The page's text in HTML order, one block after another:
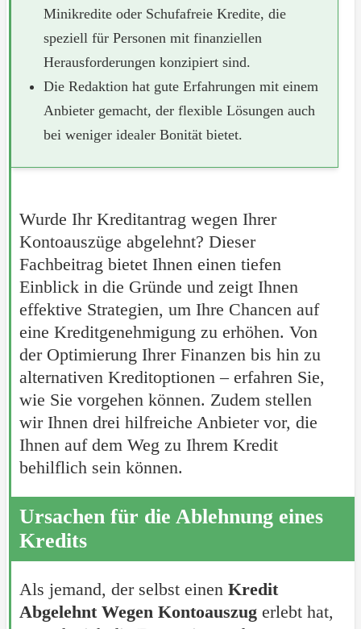
Minikredite oder Schufafreie Kredite, die
speziell für Personen mit finanziellen
Herausforderungen konzipiert sind.
Die Redaktion hat gute Erfahrungen mit einem
Anbieter gemacht, der flexible Lösungen auch
bei weniger idealer Bonität bietet.
Wurde Ihr Kreditantrag wegen Ihrer
Kontoauszüge abgelehnt? Dieser
Fachbeitrag bietet Ihnen einen tiefen
Einblick in die Gründe und zeigt Ihnen
effektive Strategien, um Ihre Chancen auf
eine Kreditgenehmigung zu erhöhen. Von
der Optimierung Ihrer Finanzen bis hin zu
alternativen Kreditoptionen – erfahren Sie,
wie Sie vorgehen können. Zudem stellen
wir Ihnen drei hilfreiche Anbieter vor, die
Ihnen auf dem Weg zu Ihrem Kredit
behilflich sein können.
Ursachen für die Ablehnung eines
Kredits
Als jemand, der selbst einen Kredit
Abgelehnt Wegen Kontoauszugerlebt hat,